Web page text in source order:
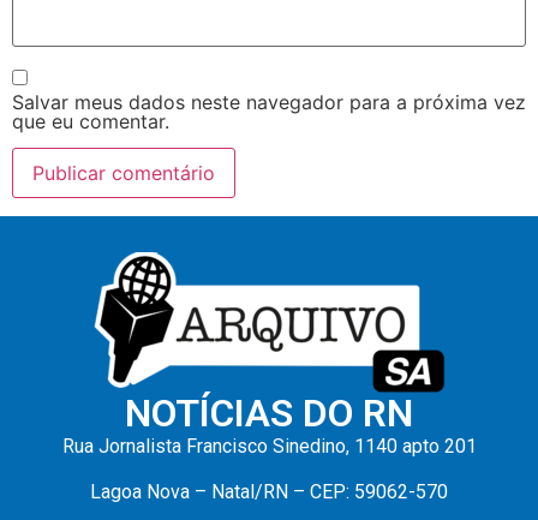
Salvar meus dados neste navegador para a próxima vez
que eu comentar.
NOTÍCIAS DO RN
Rua Jornalista Francisco Sinedino, 1140 apto 201
Lagoa Nova – Natal/RN – CEP: 59062-570